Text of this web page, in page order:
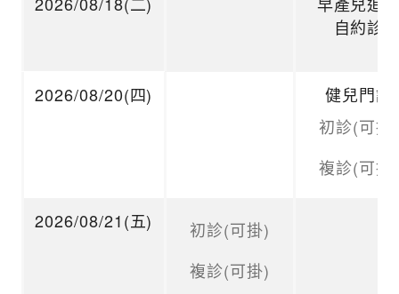
自約診
2026/08/20(四)
健兒門診
初診(可掛)
複診(可掛)
2026/08/21(五)
初診(可掛)
複診(可掛)